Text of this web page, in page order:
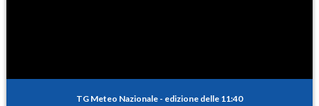
TG Meteo Nazionale - edizione delle 11:40